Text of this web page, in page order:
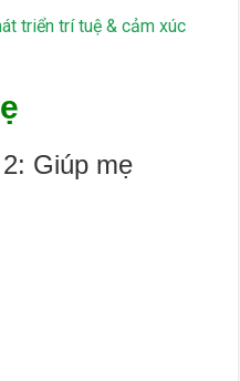
triển trí tuệ & cảm xúc
Giúp mẹ